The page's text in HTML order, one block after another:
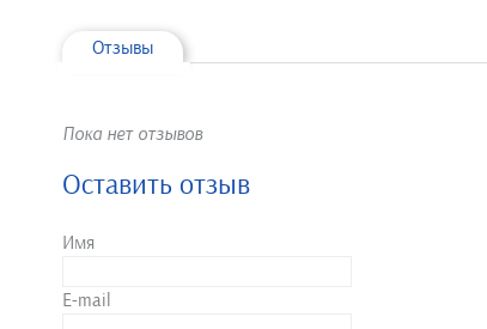
Отзывы
Пока нет отзывов
Оставить отзыв
Имя
E-mail